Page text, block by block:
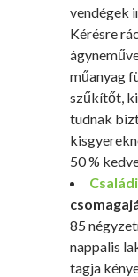
vendégek
Kérésre
műanyag
szűkítőt,
tudnak
50 %
85
nappalis
tagja